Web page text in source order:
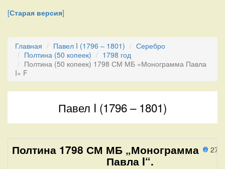
[Старая версия]
Главная Павел I (1796 – 1801)
Серебро
Полтина (50 копеек)
1798 год
Полтина (50 копеек) 1798 СМ МБ «Монограмма Павла
I» F
Павел I (1796 – 1801)
273
Полтина 1798 СМ МБ „Монограмма
Павла I“.